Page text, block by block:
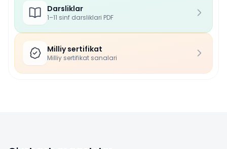
Darsliklar
1–11 sinf darsliklari PDF
Milliy sertifikat
Milliy sertifikat sanalari